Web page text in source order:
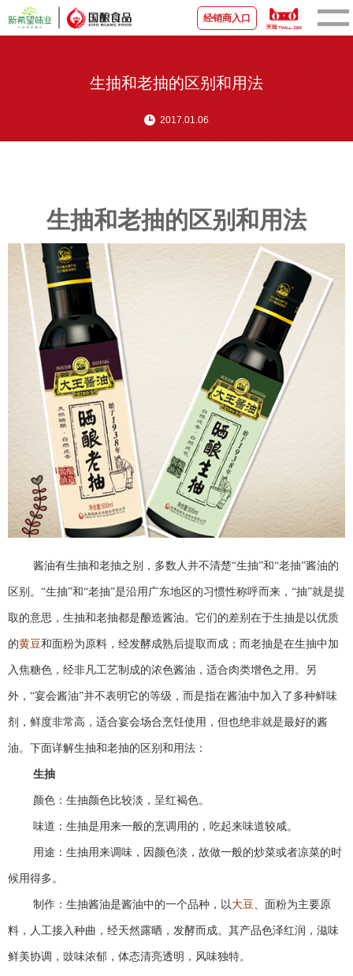
宣传视频
经销商入口
生抽和老抽的区别和用法
2017.01.06
生抽和老抽的区别和用法
酱油有生抽和老抽之别，多数人并不清楚“生抽”和“老抽”酱油的
区别。“生抽”和“老抽”是沿用广东地区的习惯性称呼而来，“抽”就是提
取的意思，生抽和老抽都是酿造酱油。它们的差别在于生抽是以优质
的黄豆和面粉为原料，经发酵成熟后提取而成；而老抽是在生抽中加
入焦糖色，经非凡工艺制成的浓色酱油，适合肉类增色之用。另
外，“宴会酱油”并不表明它的等级，而是指在酱油中加入了多种鲜味
剂，鲜度非常高，适合宴会场合烹饪使用，但也绝非就是最好的酱
油。下面详解生抽和老抽的区别和用法：
生抽
颜色：生抽颜色比较淡，呈红褐色。
味道：生抽是用来一般的烹调用的，吃起来味道较咸。
用途：生抽用来调味，因颜色淡，故做一般的炒菜或者凉菜的时
候用得多。
制作：生抽酱油是酱油中的一个品种，以大豆、面粉为主要原
料，人工接入种曲，经天然露晒，发酵而成。其产品色泽红润，滋味
鲜美协调，豉味浓郁，体态清亮透明，风味独特。